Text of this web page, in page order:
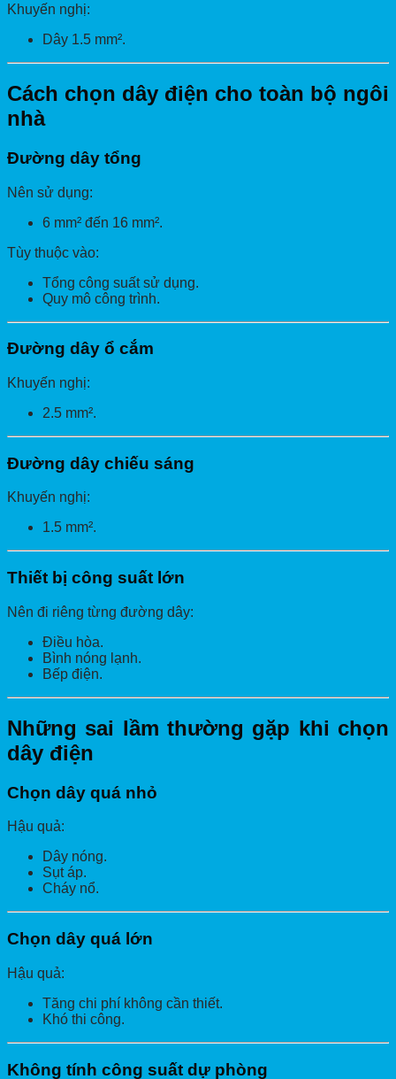
Khuyến nghị:
Dây 1.5 mm².
Cách chọn dây điện cho toàn bộ ngôi
nhà
Đường dây tổng
Nên sử dụng:
6 mm² đến 16 mm².
Tùy thuộc vào:
Tổng công suất sử dụng.
Quy mô công trình.
Đường dây ổ cắm
Khuyến nghị:
2.5 mm².
Đường dây chiếu sáng
Khuyến nghị:
1.5 mm².
Thiết bị công suất lớn
Nên đi riêng từng đường dây:
Điều hòa.
Bình nóng lạnh.
Bếp điện.
Những sai lầm thường gặp khi chọn
dây điện
Chọn dây quá nhỏ
Hậu quả:
Dây nóng.
Sụt áp.
Cháy nổ.
Chọn dây quá lớn
Hậu quả:
Tăng chi phí không cần thiết.
Khó thi công.
Không tính công suất dự phòng